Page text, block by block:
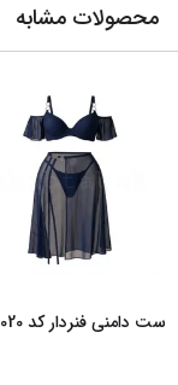
محصولات مشابه
ست دامنی فنردار کد 9020